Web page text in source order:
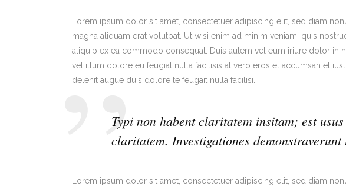
Lorem ipsum dolor sit amet, consectetuer adipiscing elit, sed diam
magna aliquam erat volutpat. Ut wisi enim ad minim veniam, quis
aliquip ex ea commodo consequat. Duis autem vel eum iriure dolor in
vel illum dolore eu feugiat nulla facilisis at vero eros et accumsan et
delenit augue duis dolore te feugait nulla facilisi.
Typi non habent claritatem insitam; est
claritatem. Investigationes demonstraverunt
Lorem ipsum dolor sit amet, consectetuer adipiscing elit, sed diam